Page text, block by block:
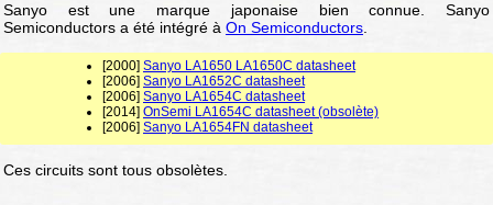
Sanyo est une marque japonaise bien connue. Sanyo
Semiconductors a été intégré à On Semiconductors
[2000] Sanyo LA1650 LA1650C datasheet
[2006] Sanyo LA1652C datasheet
[2006] Sanyo LA1654C datasheet
[2014] OnSemi LA1654C datasheet (obsolète)
[2006] Sanyo LA1654FN datasheet
Ces circuits sont tous obsolètes.